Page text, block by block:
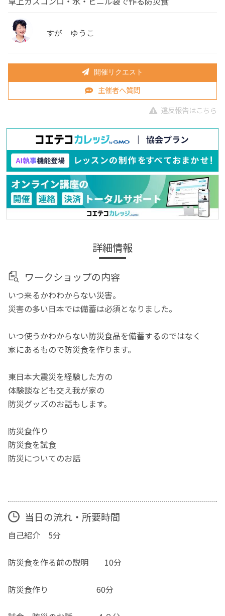
すが ゆうこ
開催リクエスト
主催者へ質問
違反報告はこちら
詳細情報
ワークショップの内容
いつ来るかわわからない災害。
災害の多い日本では備蓄は必須となりました。
いつ使うかわからない防災食品を備蓄するのではなく
家にあるもので防災食を作ります。
東日本大震災を経験した方の
体験談なども交え我が家の
防災グッズのお話もします。
防災食作り
防災食を試食
防災についてのお話
当日の流れ・所要時間
自己紹介 5分
防災食を作る前の説明 10分
防災食作り 60分